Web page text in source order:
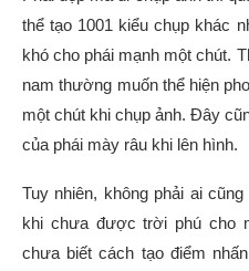
thể tạo 1001 kiểu chụp khác
khó cho phái mạnh một chút.
nam thường muốn thể hiện
một chút khi chụp ảnh. Đây
của phái mày râu khi lên hình.
Tuy nhiên, không phải ai
khi chưa được trời phú cho
chưa biết cách tạo điểm